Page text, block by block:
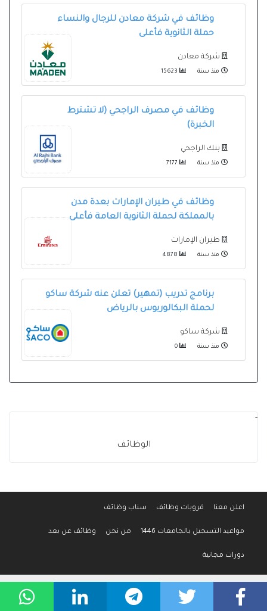
وظائف في شركة معادن للرجال والنساء
حملة الثانوية فأعلى
شركة معادن
منذ سنة
وظائف في مصرف الراجحي (لا تشترط
الخبرة)
بنك الراجحي
منذ سنة
وظائف في طيران الإمارات بعدة مدن
بالمملكة لحملة الثانوية العامة فأعلى
طيران الإمارات
منذ سنة
برنامج تدريب (تمهير) تعلن عنه شركة ساكو
لحملة البكالوريوس بالرياض
شركة ساكو
منذ سنة
-
الوظائف
اعلن معنا قروبات وظائف سناب وظائف
مواعيد التسجيل بالجامعات 1446 من نحن وظائف عن بعد
دورات مجانية
جميع الحقوق محفوظة لموقع وظائف المواطن © 2016-2026
سياسة الخصوصية- إتفاقية الإستخدام